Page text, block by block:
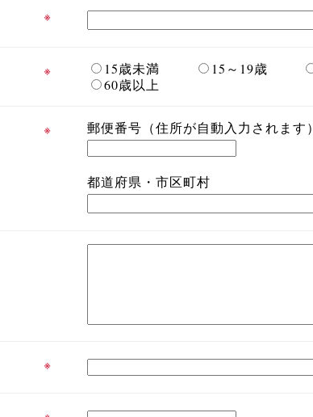
※
※ 15歳未満 15～19歳
60歳以上
※ 郵便番号（住所が自動入力されます）
都道府県・市区町村
※